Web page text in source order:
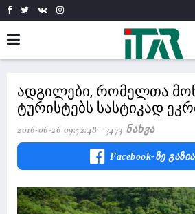
ადგილები, რომელთა
ტურისტებს სასტიკად
2016-06-26 09:52:48 3473 Ნახვა
Facebook-Ზე